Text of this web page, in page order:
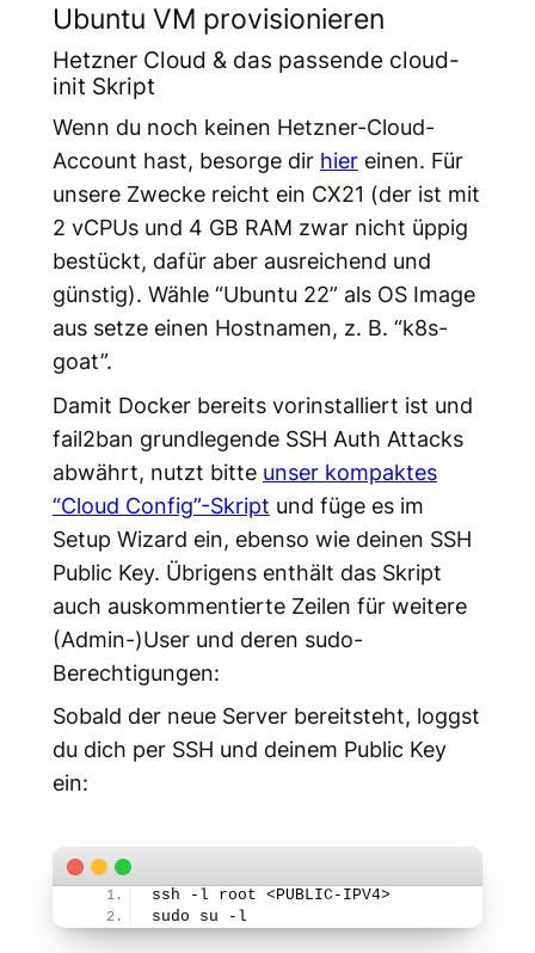
Ubuntu VM provisionieren
Hetzner Cloud & das passende cloud-
init Skript
Wenn du noch keinen Hetzner-Cloud-
Account hast, besorge dir hiereinen. Für
unsere Zwecke reicht ein CX21 (der ist mit
2 vCPUs und 4 GB RAM zwar nicht üppig
bestückt, dafür aber ausreichend und
günstig). Wähle “Ubuntu 22” als OS Image
aus setze einen Hostnamen, z. B. “k8s-
goat”.
Damit Docker bereits vorinstalliert ist und
fail2ban grundlegende SSH Auth Attacks
abwährt, nutzt bitte unser kompaktes
“Cloud Config”-Skript und füge es im
Setup Wizard ein, ebenso wie deinen SSH
Public Key. Übrigens enthält das Skript
auch auskommentierte Zeilen für weitere
(Admin-)User und deren sudo-
Berechtigungen:
Sobald der neue Server bereitsteht, loggst
du dich per SSH und deinem Public Key
ein:
ssh -l root <PUBLIC-IPV4>
sudo su -l